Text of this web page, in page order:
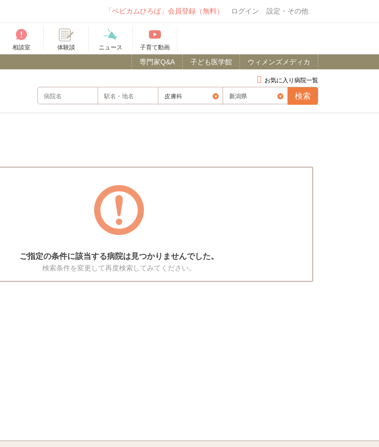
「ベビカムひろば」会員登録（無料） ログイン 設定・その他
相談室 体験談 ニュース 子育て動画
ウィメンズメディカ
子ども医学館
専門家Q&A
お気に入り病院一覧
ご指定の条件に該当する病院は見つかりませんでした。
検索条件を変更して再度検索してみてください。